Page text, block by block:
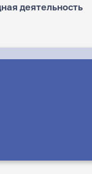
деятельность